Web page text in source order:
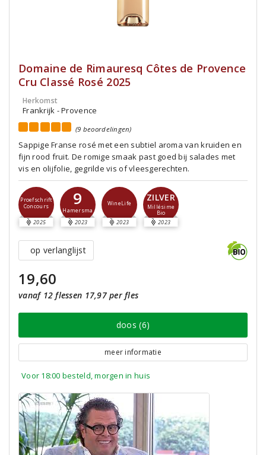
Domaine de Rimauresq Côtes de Provence
Cru Classé Rosé 2025
Herkomst
Frankrijk - Provence
(9 beoordelingen)
Sappige Franse rosé met een subtiel aroma van kruiden en
fijn rood fruit. De romige smaak past goed bij salades met
vis en olijfolie, gegrilde vis of vleesgerechten.
Proefschrift
Concours
2025
9
Hamersma
2023
WineLife
2023
ZILVER
Millésime
Bio
2023
op verlanglijst
19,60
vanaf 12 flessen 17,97 per fles
doos (6)
meer informatie
Voor 18:00 besteld, morgen in huis